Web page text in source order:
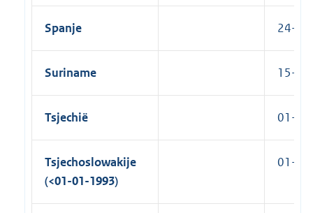
Spanje 24-
Suriname 15-
Tsjechië 01-
Tsjechoslowakije
(<01-01-1993)
01-